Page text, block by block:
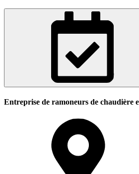
Entreprise de ramoneurs de chaudière